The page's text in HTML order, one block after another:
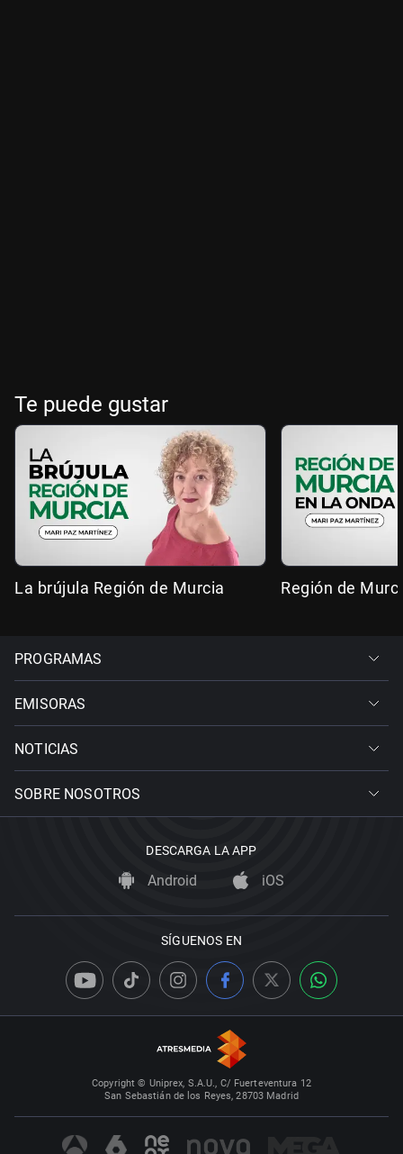
Te puede gustar
La brújula Región de Murcia Región de
PROGRAMAS
EMISORAS
NOTICIAS
SOBRE NOSOTROS
DESCARGA LA APP
Android iOS
SÍGUENOS EN
Copyright © Uniprex, S.A.U., C/ Fuerteventura 12
San Sebastián de los Reyes, 28703 Madrid